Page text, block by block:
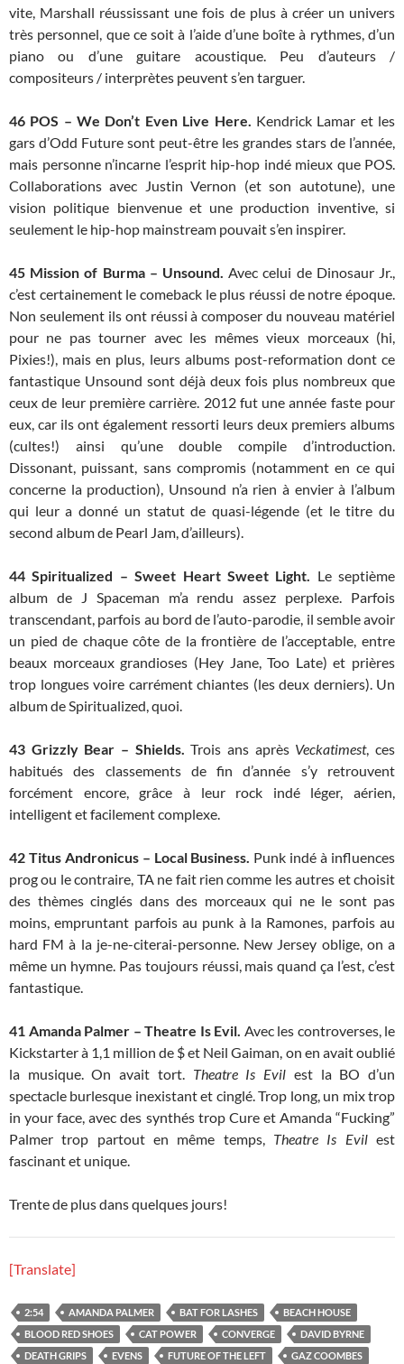
vite, Marshall réussissant une fois de plus à créer un univers
très personnel, que ce soit à l’aide d’une boîte à rythmes, d’un
piano ou d’une guitare acoustique. Peu d’auteurs /
compositeurs / interprètes peuvent s’en targuer.
46 POS – We Don’t Even Live Here. Kendrick Lamar et les
gars d’Odd Future sont peut-être les grandes stars de l’année,
mais personne n’incarne l’esprit hip-hop indé mieux que POS.
Collaborations avec Justin Vernon (et son autotune), une
vision politique bienvenue et une production inventive, si
seulement le hip-hop mainstream pouvait s’en inspirer.
45 Mission of Burma – Unsound.Avec celui de Dinosaur Jr.,
c’est certainement le comeback le plus réussi de notre époque.
Non seulement ils ont réussi à composer du nouveau matériel
pour ne pas tourner avec les mêmes vieux morceaux (hi,
Pixies!), mais en plus, leurs albums post-reformation dont ce
fantastique Unsound sont déjà deux fois plus nombreux que
ceux de leur première carrière. 2012 fut une année faste pour
eux, car ils ont également ressorti leurs deux premiers albums
(cultes!) ainsi qu’une double compile d’introduction.
Dissonant, puissant, sans compromis (notamment en ce qui
concerne la production), Unsound n’a rien à envier à l’album
qui leur a donné un statut de quasi-légende (et le titre du
second album de Pearl Jam, d’ailleurs).
44 Spiritualized – Sweet Heart Sweet Light. Le septième
album de J Spaceman m’a rendu assez perplexe. Parfois
transcendant, parfois au bord de l’auto-parodie, il semble avoir
un pied de chaque côte de la frontière de l’acceptable, entre
beaux morceaux grandioses (Hey Jane, Too Late) et prières
trop longues voire carrément chiantes (les deux derniers). Un
album de Spiritualized, quoi.
43 Grizzly Bear – Shields.Trois ans après Veckatimest, ces
habitués des classements de fin d’année s’y retrouvent
forcément encore, grâce à leur rock indé léger, aérien,
intelligent et facilement complexe.
42 Titus Andronicus – Local Business. Punk indé à influences
prog ou le contraire, TA ne fait rien comme les autres et choisit
des thèmes cinglés dans des morceaux qui ne le sont pas
moins, empruntant parfois au punk à la Ramones, parfois au
hard FM à la je-ne-citerai-personne. New Jersey oblige, on a
même un hymne. Pas toujours réussi, mais quand ça l’est, c’est
fantastique.
41 Amanda Palmer – Theatre Is Evil. Avec les controverses, le
Kickstarter à 1,1 million de $ et Neil Gaiman, on en avait oublié
la musique. On avait tort.Theatre Is Evil est la BO d’un
spectacle burlesque inexistant et cinglé. Trop long, un mix trop
in your face, avec des synthés trop Cure et Amanda “Fucking”
Palmer trop partout en même temps, Theatre Is Evilest
fascinant et unique.
Trente de plus dans quelques jours!
[Translate]
2:54 AMANDA PALMER BAT FOR LASHES
BEACH HOUSE
BLOOD RED SHOES
CAT POWER CONVERGE
DAVID BYRNE
DEATH GRIPS
EVENS FUTURE OF THE LEFT
GAZ COOMBES